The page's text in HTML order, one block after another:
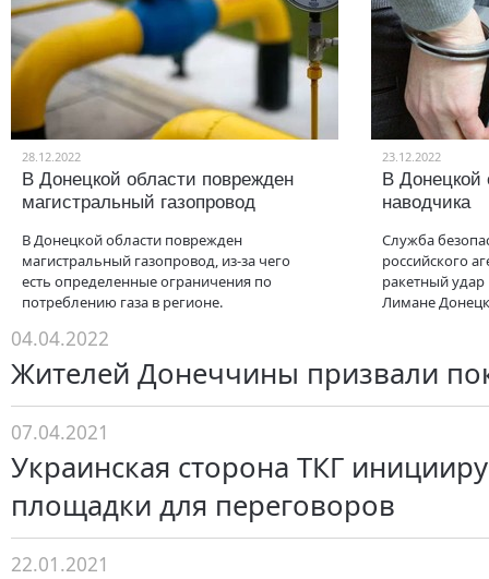
28.12.2022
В Донецкой области поврежден
магистральный газопровод
В Донецкой области поврежден
магистральный газопровод, из-за чего
есть определенные ограничения по
потреблению газа в регионе.
23.12.2022
В Донецкой
наводчика
Служба
российского
ракетный
Лимане
04.04.2022
Жителей Донеччины призвали
07.04.2021
Украинская сторона ТКГ
площадки для переговоров
22.01.2021